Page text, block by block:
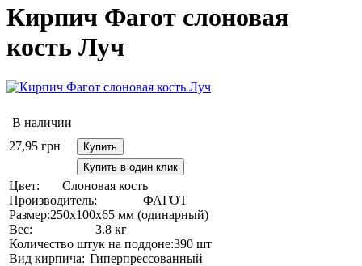
Кирпич Фагот слоновая
кость Луч
В наличии
27,95 грн
Купить
Купить в один клик
Цвет:
Слоновая кость
Производитель:
ФАГОТ
Размер:250х100х65 мм (одинарный)
Вес:
3.8 кг
Количество штук на поддоне:390 шт
Вид кирпича: Гиперпрессованный